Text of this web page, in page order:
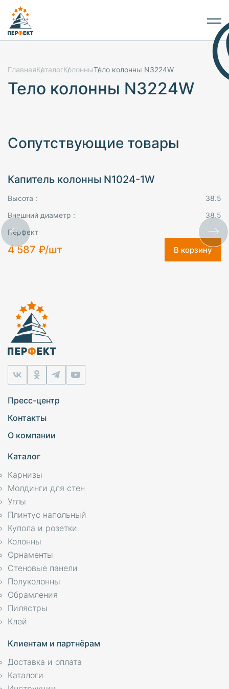
ГлавнаяКаталогКолонныТело колонны N3224W
Тело колонны N3224W
Сопутствующие товары
Капитель колонны N1024-1W
Высота :
38.5
Внешний диаметр :
38.5
Перфект
4 587 ₽/шт В корзину
Пресс-центр
Контакты
О компании
Каталог
Карнизы
Молдинги для стен
Углы
Плинтус напольный
Купола и розетки
Колонны
Орнаменты
Стеновые панели
Полуколонны
Обрамления
Пилястры
Клей
Клиентам и партнёрам
Доставка и оплата
Каталоги